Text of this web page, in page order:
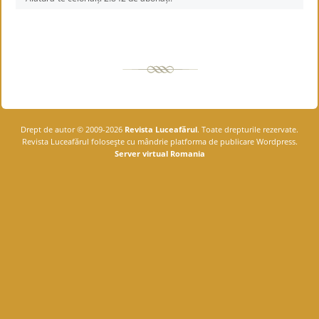
Drept de autor © 2009-2026 Revista Luceafărul. Toate drepturile rezervate.
Revista Luceafărul foloseşte cu mândrie platforma de publicare Wordpress.
Server virtual Romania